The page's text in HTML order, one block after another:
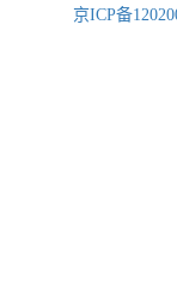
京ICP备